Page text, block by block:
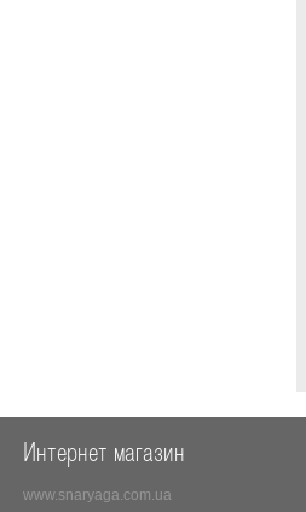
Интернет магазин
www.snaryaga.com.ua